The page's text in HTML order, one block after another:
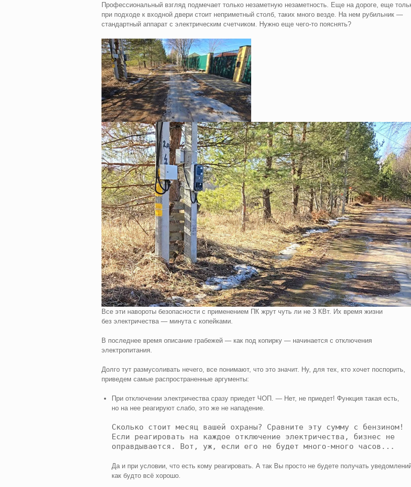
Профессиональный взгляд подмечает только незаметную незаметность. Еще на дороге, еще
при подходе к входной двери стоит неприметный столб, таких много везде. На нем рубильник —
стандартный аппарат с электрическим счетчиком. Нужно еще чего‑то пояснять?
Все эти навороты безопасности с применением ПК жрут чуть ли не 3 КВт. Их время жизни
без электричества — минута с копейками.
В последнее время описание грабежей — как под копирку — начинается с отключения
электропитания.
Долго тут размусоливать нечего, все понимают, что это значит. Ну, для тех, кто хочет поспорить,
приведем самые распространенные аргументы:
При отключении электричества сразу приедет ЧОП. — Нет, не приедет! Функция такая есть,
но на нее реагируют слабо, это же не нападение.
Сколько стоит месяц вашей охраны? Сравните эту сумму с бензином!
Если реагировать на каждое отключение электричества, бизнес не
оправдывается. Вот, уж, если его не будет много-много часов...
Да и при условии, что есть кому реагировать. А так Вы просто не будете получать
как будто всё хорошо.